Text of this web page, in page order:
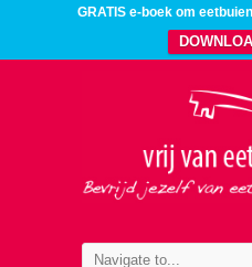
GRATIS e-boek om